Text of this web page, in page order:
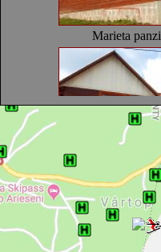
Marieta
Marieta